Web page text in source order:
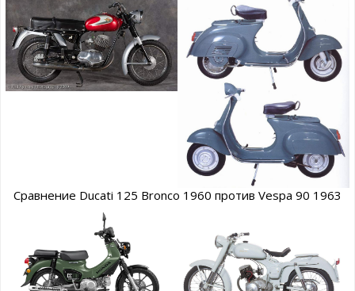
Сравнение Ducati 125 Bronco 1960 против Vespa 90 1963